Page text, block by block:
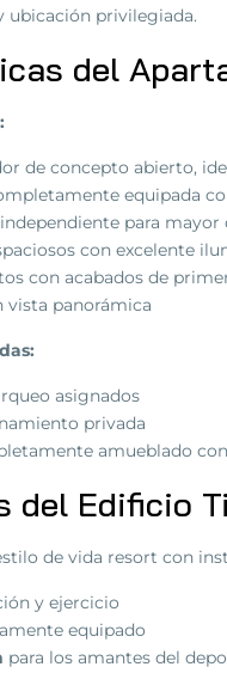
ubicación privilegiada.
del
de concepto abierto,
equipada
para
con excelente
con acabados de
vista panorámica
asignados
privada
amueblado
del Edificio
de vida resort con
y ejercicio
equipado
para los amantes del